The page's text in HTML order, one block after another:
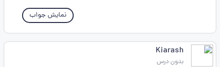
نمایش جواب
Kiarash
بدون درس